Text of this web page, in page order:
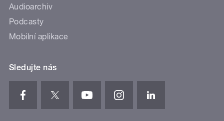
Audioarchiv
Podcasty
Mobilní aplikace
Sledujte nás